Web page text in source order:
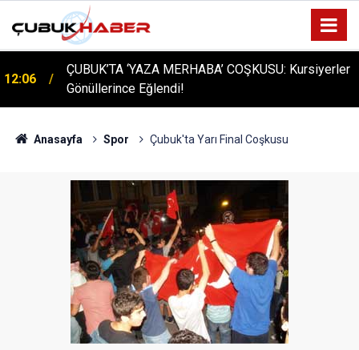
12:06
ÇUBUK’TA ‘YAZA MERHABA’ COŞKUSU: Kursiyerler
Gönüllerince Eğlendi!
Anasayfa Spor Çubuk'ta Yarı Final Coşkusu